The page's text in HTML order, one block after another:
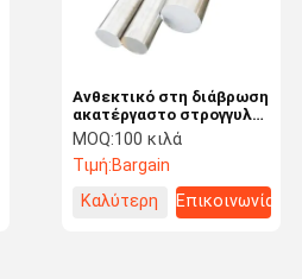
Ανθεκτικό στη διάβρωση
ακατέργαστο στρογγυλό
νικέλιο με βάση νικέλιο
για υψηλές
θερμοκρασίες ISO PED
MOQ:100 κιλά
Τιμή:Bargain
Καλύτερη
Επικοινωνία